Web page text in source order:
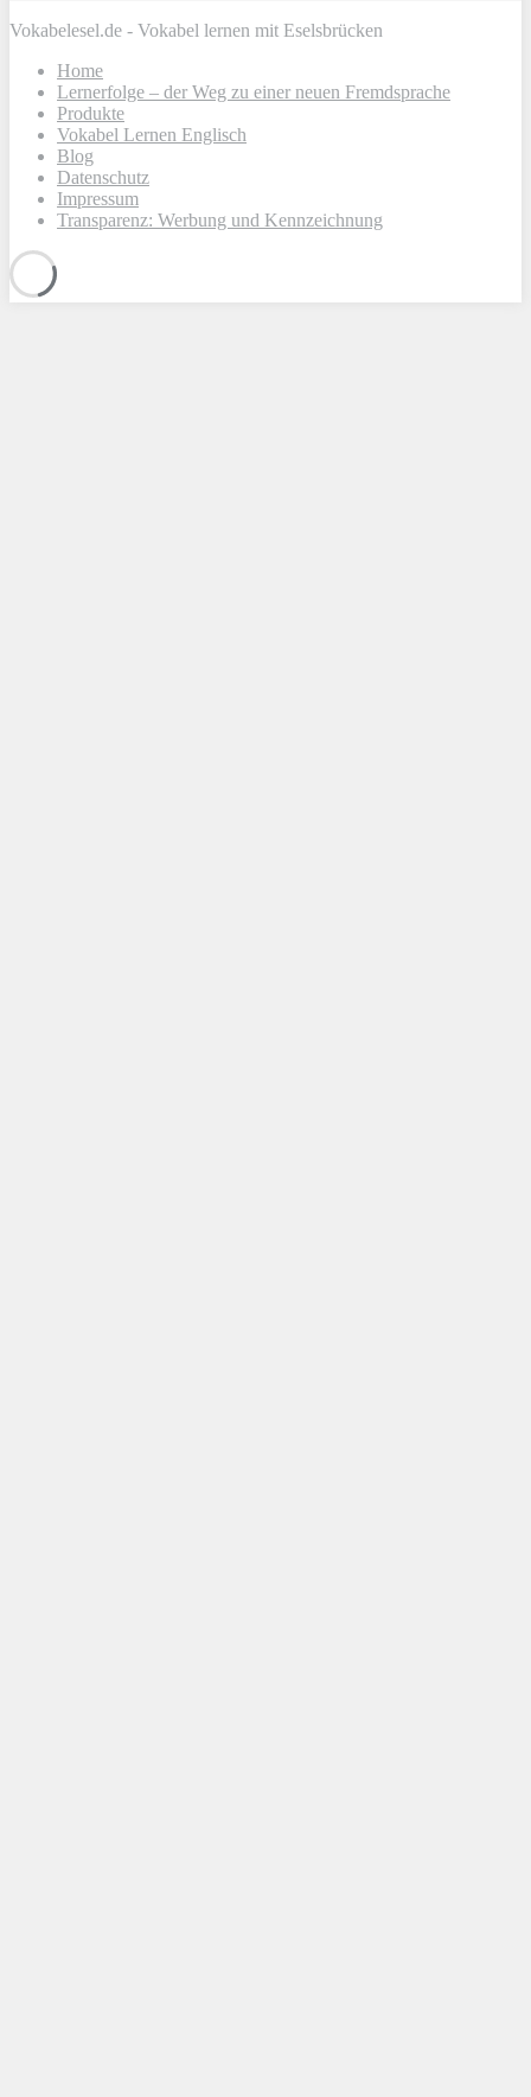
Vokabelesel.de - Vokabel lernen mit Eselsbrücken
Home
Lernerfolge – der Weg zu einer neuen Fremdsprache
Produkte
Vokabel Lernen Englisch
Blog
Datenschutz
Impressum
Transparenz: Werbung und Kennzeichnung